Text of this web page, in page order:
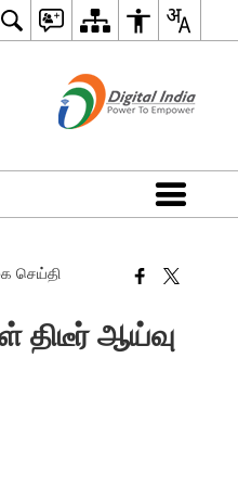
செய்தி
திடீர் ஆய்வு